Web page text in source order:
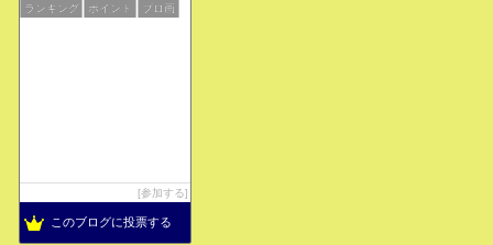
ランキング ポイント ブロ画
参加する
このブログに投票する